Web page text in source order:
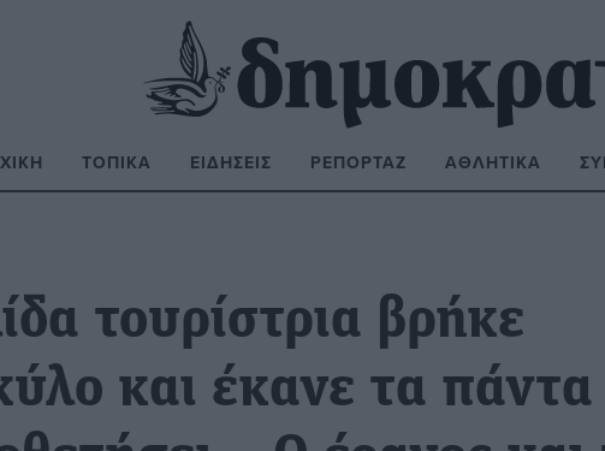
ΤΟΠΙΚΆ ΕΙΔΉΣΕΙΣ ΡΕΠΟΡΤΆΖ ΑΘΛΗΤΙΚΆ
τουρίστρια βρήκε
και έκανε τα πάντα